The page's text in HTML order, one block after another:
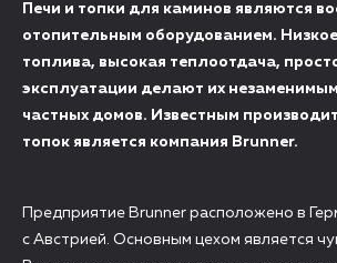
Печи и топки для каминов являются
отопительным оборудованием.
топлива, высокая теплоотдача,
эксплуатации делают их
частных домов. Известным
топок является компания Brunner.
Предприятие Brunner расположено в
с Австрией. Основным цехом является